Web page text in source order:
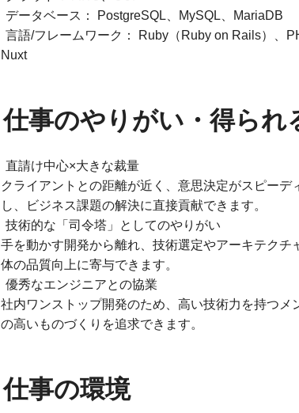
データベース： PostgreSQL、MySQL、MariaDB
言語/フレームワーク： Ruby（Ruby on Rails）、
Nuxt
仕事のやりがい・得られ
直請け中心×大きな裁量
クライアントとの距離が近く、意思決定がスピー
し、ビジネス課題の解決に直接貢献できます。
技術的な「司令塔」としてのやりがい
手を動かす開発から離れ、技術選定やアーキテク
体の品質向上に寄与できます。
優秀なエンジニアとの協業
社内ワンストップ開発のため、高い技術力を持つ
の高いものづくりを追求できます。
仕事の環境